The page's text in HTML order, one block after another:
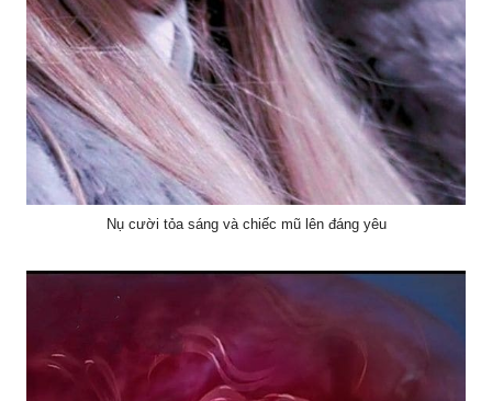
Nụ cười tỏa sáng và chiếc mũ lên đáng yêu